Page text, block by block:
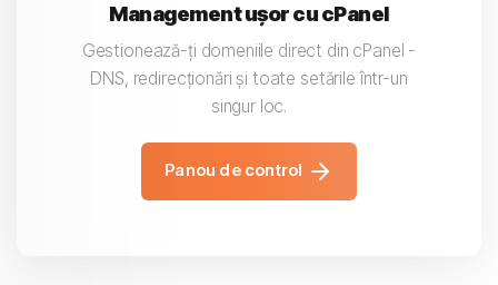
Management ușor cu cPanel
Gestionează-ți domeniile direct din cPanel -
DNS, redirecționări și toate setările într-un
singur loc.
Panou de control